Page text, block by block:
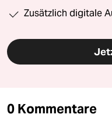
Zusätzlich digitale
0 Kommentare